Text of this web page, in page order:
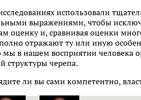
использовали
выражениями, чтобы
оценку и, сравнивая оценки
отражают ту или иную
в нашем восприятии человека
структуры черепа.
ли вы сами компетентно,